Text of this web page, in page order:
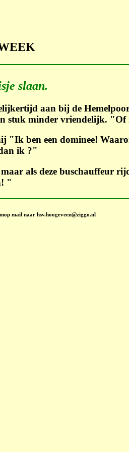
slaan.
aan bij de
stuk minder vriendelijk.
"Ik ben een dominee!
ik ?"
als deze buschauffeur
"
mail naar hsv.hoogeveen@ziggo.nl